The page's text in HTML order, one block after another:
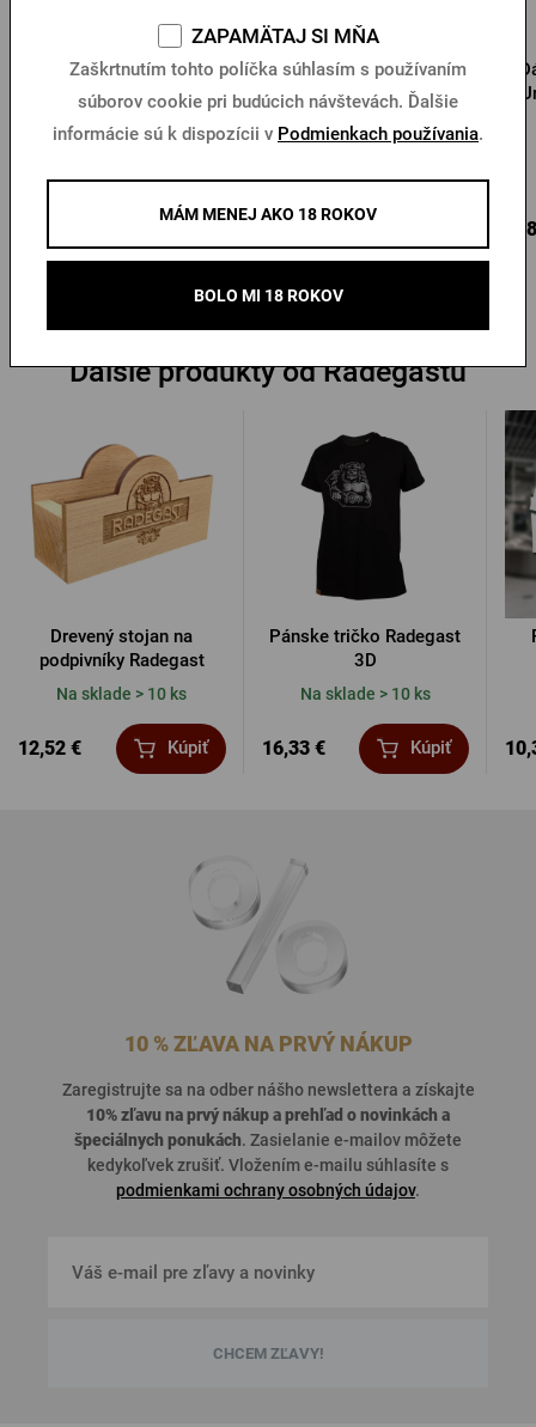
Pánska softshellová
bunda Pilsner Urquell
Pánska bunda bomber
Pilsner Urquell čierna
Ďalšie produkty od Radegastu
Drevený stojan na
podpivníky Radegast
Na sklade > 10 ks
12,52 € Kúpiť
Pánske tričko Radegast
3D
Na sklade > 10 ks
16,33 € Kúpiť
10 % ZĽAVA NA PRVÝ NÁKUP
Zaregistrujte sa na odber nášho newslettera a získajte
10% zľavu na prvý nákup a prehľad onovinkách a
špeciálnych ponukách. Zasielanie e-mailov môžete
kedykoľvek zrušiť. Vložením e-mailu súhlasíte s
podmienkami ochrany osobných údajov.
CHCEM ZĽAVY!
ZAPAMÄTAJ SI MŇA
Zaškrtnutím tohto políčka súhlasím s používaním
súborov cookie pri budúcich návštevách. Ďalšie
informácie sú k dispozícii v Podmienkach používania.
MÁM MENEJ AKO 18 ROKOV
BOLO MI 18 ROKOV